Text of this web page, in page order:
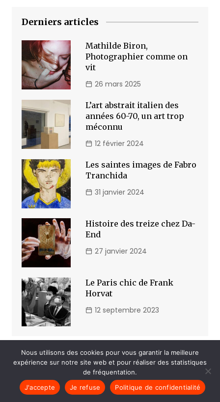
Derniers articles
Mathilde Biron,
Photographier comme on
vit
26 mars 2025
L’art abstrait italien des
années 60-70, un art trop
méconnu
12 février 2024
Les saintes images de Fabro
Tranchida
31 janvier 2024
Histoire des treize chez Da-
End
27 janvier 2024
Le Paris chic de Frank
Horvat
12 septembre 2023
Suivez-nous
Le flux Twitter n’est pas disponible pour le
moment.
Nous utilisons des cookies pour vous garantir la meilleure
expérience sur notre site web et pour réaliser des statistiques
de fréquentation.
J'accepte
Je refuse Politique de confidentialité